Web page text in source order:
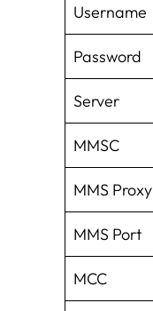
Username
Password
Server
MMSC
MMS Proxy
MMS Port
MCC